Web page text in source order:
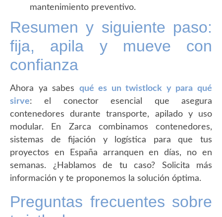
mantenimiento preventivo.
Resumen y siguiente paso:
fija, apila y mueve con
confianza
Ahora ya sabes qué es un twistlock y para qué
sirve: el conector esencial que asegura
contenedores durante transporte, apilado y uso
modular. En Zarca combinamos contenedores,
sistemas de fijación y logística para que tus
proyectos en España arranquen en días, no en
semanas. ¿Hablamos de tu caso? Solicita más
información y te proponemos la solución óptima.
Preguntas frecuentes sobre